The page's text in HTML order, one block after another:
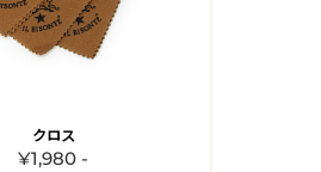
クロス
¥1,980 -